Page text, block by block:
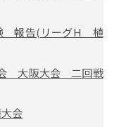
報告(リーグH 植
大阪大会 二回戦
会